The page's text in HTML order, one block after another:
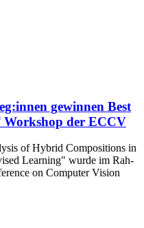
gewinnen Best
der ECCV
of Hybrid Com­po­si­ti­ons in
Lear­ning" wur­de im Rah­
on Com­pu­ter Visi­on